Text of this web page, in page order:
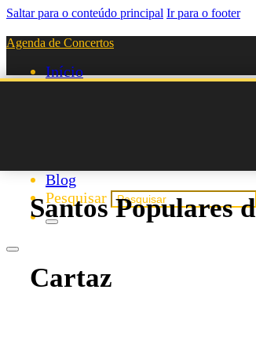
Saltar para o conteúdo principal Ir para o footer
Agenda de Concertos
Início
Blog
Pesquisar
Santos Populares
Cartaz